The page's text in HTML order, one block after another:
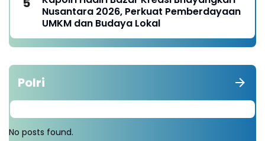
Nusantara 2026, Perkuat Pemberdayaan
UMKM dan Budaya Lokal
Polri
No posts found.